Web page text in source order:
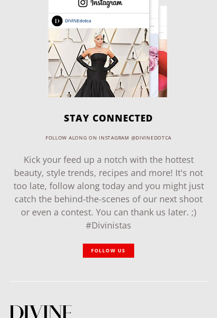
STAY CONNECTED
FOLLOW ALONG ON INSTAGRAM @DIVINEDOTCA
Kick your feed up a notch with the hottest
beauty, style trends, recipes and more! It's not
too late, follow along today and you might just
catch the behind-the-scenes of our next shoot
or even a contest. You can thank us later. ;)
#Divinistas
FOLLOW US